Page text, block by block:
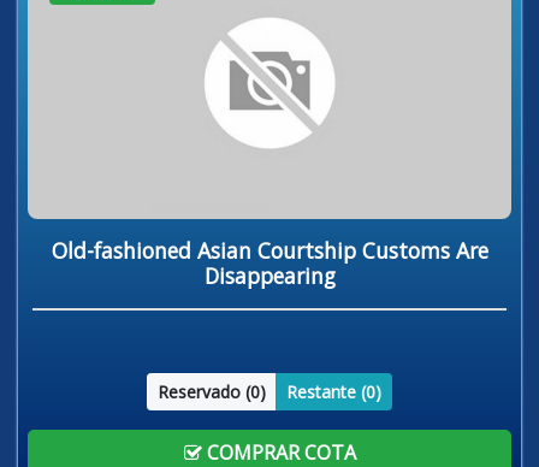
Old-fashioned Asian Courtship Customs Are
Disappearing
Reservado (0) Restante (0)
COMPRAR COTA